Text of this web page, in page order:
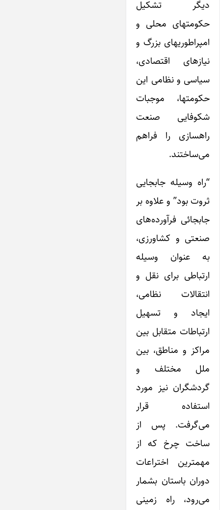
دیگر تشکیل
حکومتهای محلی و
امپراطوریهای بزرگ و
نیازهای اقتصادی،
سیاسی و نظامی این
حکومتها، موجبات
شکوفایی صنعت
راهسازی را فراهم
می‌ساختند.
“راه وسیله جابجایی
ثروت بود” و علاوه بر
جابجائی فرآورده‌های
صنعتی و کشاورزی،
به عنوان وسیله
ارتباطی برای نقل و
انتقالات نظامی،
ایجاد و تسهیل
ارتباطات متقابل بین
مراکز و مناطق، بین
ملل مختلف و
گردشگران نیز مورد
استفاده قرار
می‌گرفت. پس از
ساخت چرخ که از
مهمترین اختراعات
دوران باستان بشمار
می‌رود، راه زمینی